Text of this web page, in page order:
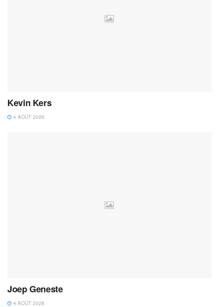
Kevin Kers
4 AOÛT 2026
Joep Geneste
4 AOÛT 2026